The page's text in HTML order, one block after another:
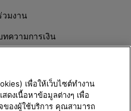
วมงาน
ทความการเงิน
เพื่อให้เว็บไซต์ทำงาน
ดงเนื้อหาข้อมูลต่างๆ เพื่อ
ของผู้ใช้บริการ คุณสามารถ